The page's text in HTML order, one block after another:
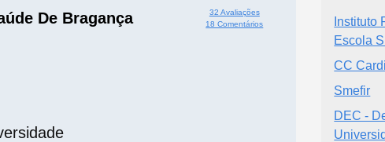
De Bragança
32 Avaliações
18 Comentários
Instituto
Escola
CC
Smefir
DEC -